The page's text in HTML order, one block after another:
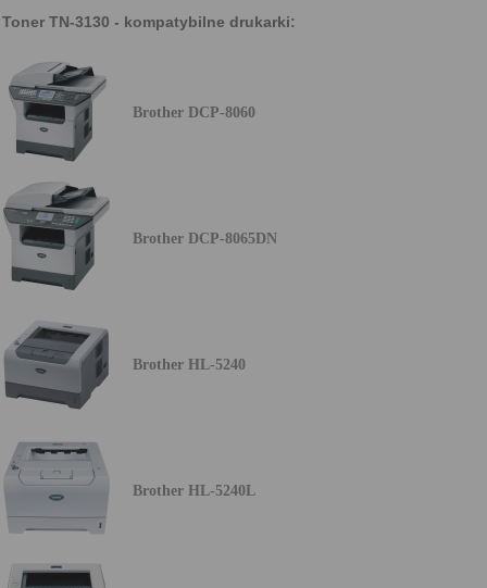
Toner TN-3130 - kompatybilne drukarki:
Brother DCP-8060
Brother DCP-8065DN
Brother HL-5240
Brother HL-5240L